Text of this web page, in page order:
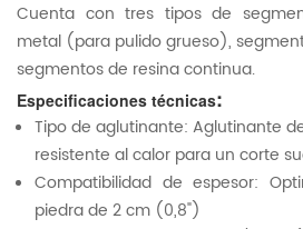
Cuenta con tres tipos de
metal (para pulido grueso),
segmentos de resina continua.
Especificaciones técnicas:
Tipo de aglutinante: Aglutinante
resistente al calor para un corte
Compatibilidad de espesor:
piedra de 2 cm (0,8")